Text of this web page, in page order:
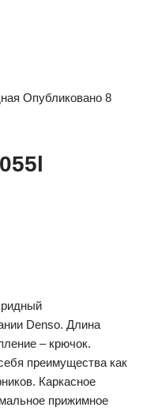
Опубликовано 8
Denso. Длина
– крючок.
преимущества как
Каркасное
прижимное